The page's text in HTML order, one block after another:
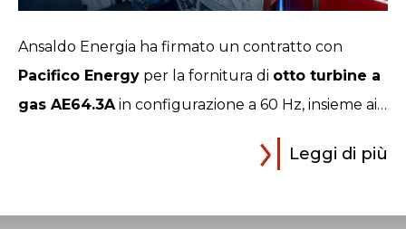
Ansaldo Energia ha firmato un contratto con
Pacifico Energy per la fornitura di otto turbine a
gas AE64.3Ain configurazione a 60 Hz, insieme ai…
Leggi di più